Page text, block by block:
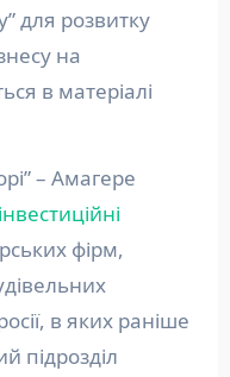
для розвитку
на
в матеріалі
– Амагере
інвестиційні
фірм,
в яких раніше
підрозділ